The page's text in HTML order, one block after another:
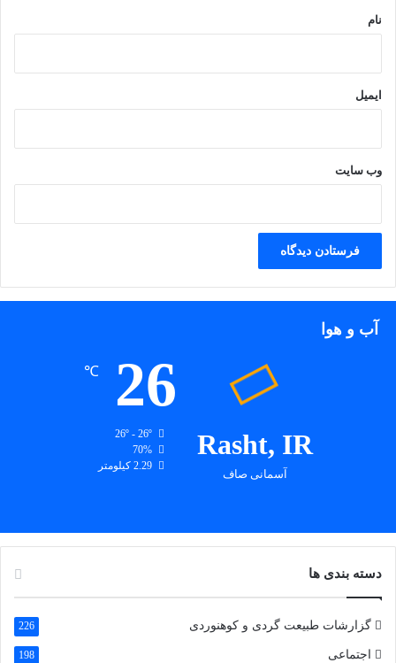
نام
ایمیل
وب‌ سایت
آب و هوا
Rasht, IR
آسمانی صاف
26
℃
26º - 26º
70%
2.29 کیلومتر
دسته بندی ها
گزارشات طبیعت گردی و کوهنوردی 226
اجتماعی 198